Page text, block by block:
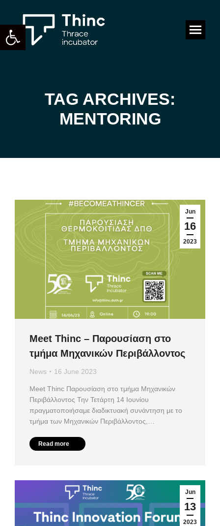
Open toolbar Search:
TAG ARCHIVES:
MENTORING
Jun
16
2023
Meet Thinc – Παρουσίαση στο
τμήμα Μηχανικών Περιβάλλοντος
News 16 June 2023
Meet Thinc Παρουσίαση στο τμήμα Μηχανικών
Περιβάλλοντος Την Τετάρτη 14 Ιουνίου
πραγματοποιήσαμε διαδικτυακή συνάντηση με το
τμήμα των Μηχανικών Περιβάλλοντος,…
Read more
Jun
13
2023